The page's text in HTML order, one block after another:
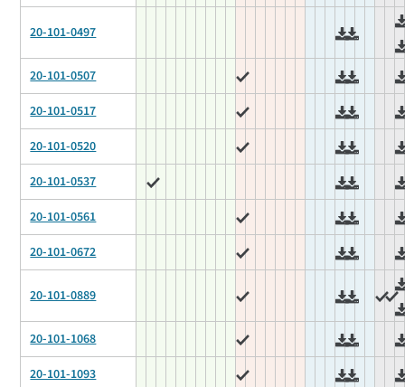
20-101-0497
20-101-0507
20-101-0517
20-101-0520
20-101-0537
20-101-0561
20-101-0672
20-101-0889
20-101-1068
20-101-1093